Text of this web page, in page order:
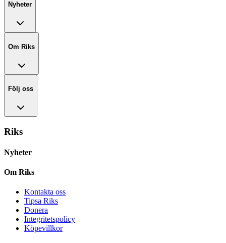
Nyheter
Om Riks
Följ oss
Riks
Nyheter
Om Riks
Kontakta oss
Tipsa Riks
Donera
Integritetspolicy
Köpevillkor